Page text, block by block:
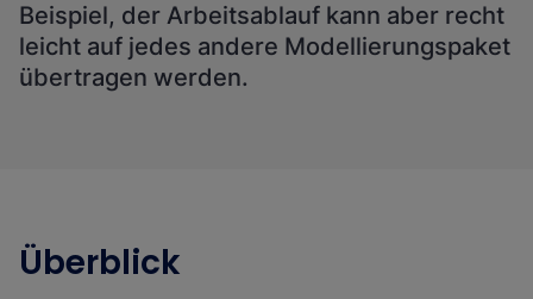
Beispiel, der Arbeitsablauf kann aber recht
leicht auf jedes andere Modellierungspaket
übertragen werden.
Überblick